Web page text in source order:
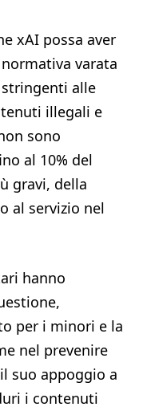
xAI possa aver
varata
alle
illegali e
sono
al 10% del
gravi, della
al servizio nel
hanno
per i minori e la
nel prevenire
suo appoggio a
i contenuti